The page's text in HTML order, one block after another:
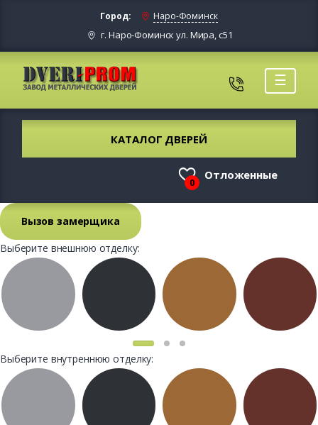
Город: Наро-Фоминск
г. Наро-Фоминск ул. Мира, с51
☰
КАТАЛОГ ДВЕРЕЙ
0
Отложенные
Вызов замерщика
Выберите внешнюю отделку:
Выберите внутреннюю отделку: